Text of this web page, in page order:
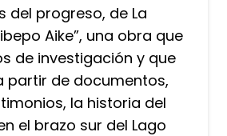
del progreso, de La
Aike”, una obra que
de investigación y que
partir de documentos,
la historia del
el brazo sur del Lago